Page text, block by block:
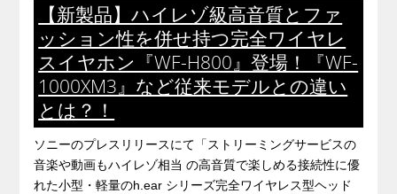
【新製品】ハイレゾ級高音質とファ
ッション性を併せ持つ完全ワイヤレ
スイヤホン『WF-H800』登場！『WF-
1000XM3』など従来モデルとの違い
とは？！
ソニーのプレスリリースにて「ストリーミングサービスの
音楽や動画もハイレゾ相当 の高音質で楽しめる接続性に優
れた小型・軽量のh.ear シリーズ完全ワイヤレス型ヘッド